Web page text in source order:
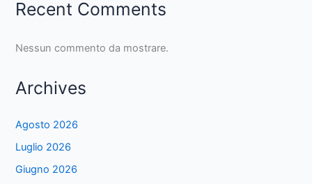
Recent Comments
Nessun commento da mostrare.
Archives
Agosto 2026
Luglio 2026
Giugno 2026